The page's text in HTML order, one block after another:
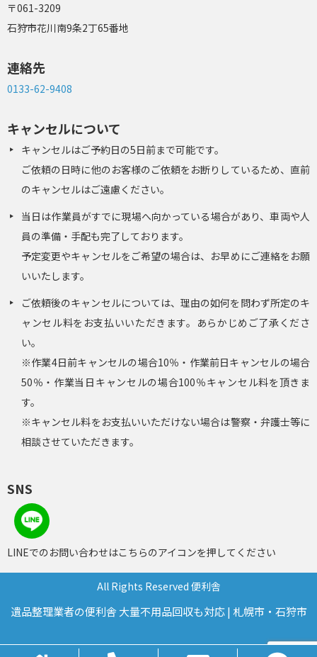
〒061-3209
石狩市花川南9条2丁65番地
連絡先
0133-62-9408
キャンセルについて
キャンセルはご予約日の5日前まで可能です。
ご依頼の日時に他のお客様のご依頼をお断りしているため、直前
のキャンセルはご遠慮ください。
当日は作業員がすでに現場へ向かっている場合があり、車両や人
員の準備・手配も完了しております。
予定変更やキャンセルをご希望の場合は、お早めにご連絡をお願
いいたします。
ご依頼後のキャンセルについては、理由の如何を問わず所定のキ
ャンセル料をお支払いいただきます。あらかじめご了承くださ
い。
※作業4日前キャンセルの場合10％・作業前日キャンセルの場合
50％・作業当日キャンセルの場合100％キャンセル料を頂きま
す。
※キャンセル料をお支払いいただけない場合は警察・弁護士等に
相談させていただきます。
SNS
LINEでのお問い合わせはこちらのアイコンを押してください
All Rights Reserved 便利舎
遺品整理業者の便利舎 大量不用品回収も対応 | 札幌市・石狩市